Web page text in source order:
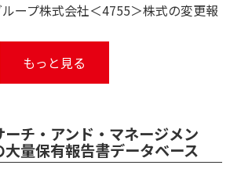
ープ株式会社＜4755＞株式の変更報
もっと見る
チ・アンド・マネージメン
大量保有報告書データベース